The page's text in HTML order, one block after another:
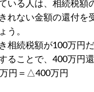
いる人は、相続税額
れない金額の還付を
う。
相続税額が100万円
ることで、400万円
円＝△400万円